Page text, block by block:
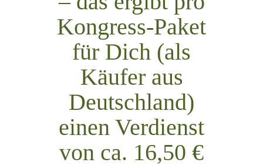
Kongress-Paket
für Dich (als
Käufer aus
Deutschland)
einen Verdienst
von ca. 16,50 €